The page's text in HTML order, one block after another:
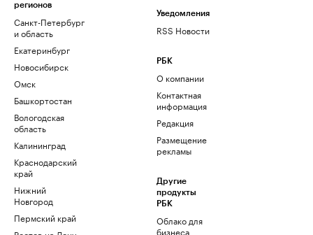
регионов
Санкт-Петербург
и область
Екатеринбург
Новосибирск
Омск
Башкортостан
Вологодская
область
Калининград
Краснодарский
край
Нижний
Новгород
Пермский край
Уведомления
RSS Новости
РБК
О компании
Контактная
информация
Редакция
Размещение
рекламы
Другие
продукты
РБК
Облако для
бизнеса